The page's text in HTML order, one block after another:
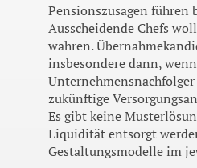
Pensionszusagen
Ausscheidende Chefs
wahren.
insbesondere dann,
zukünftige
Es gibt keine
Liquidität entsorgt
Gestaltungsmodelle im